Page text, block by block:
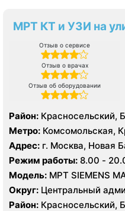
МРТ КТ и УЗИ на
Отзыв о сервисе
Отзыв о врачах
Отзыв об оборудовании
Район: Красносельский,
Метро: Комсомольская,
Адрес: г. Москва, Новая
Режим работы: 8.00 -
Модель: МРТ SIEMENS
Toshiba Aquilion PRIME
Prosound Alpha7, GE
Округ: Центральный
Район: Красносельский,